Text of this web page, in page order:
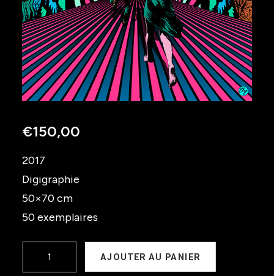
€150,00
2017
Digigraphie
50×70 cm
50 exemplaires
de
AJOUTER AU PANIER